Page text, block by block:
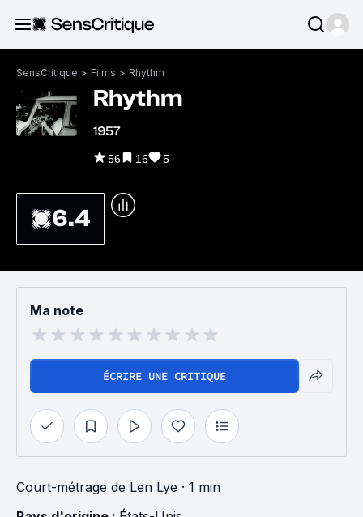
SensCritique > Films > Rhythm
Rhythm
1957
56 16 5
6.4
Ma note
ÉCRIRE UNE CRITIQUE
Court-métrage de Len Lye · 1 min